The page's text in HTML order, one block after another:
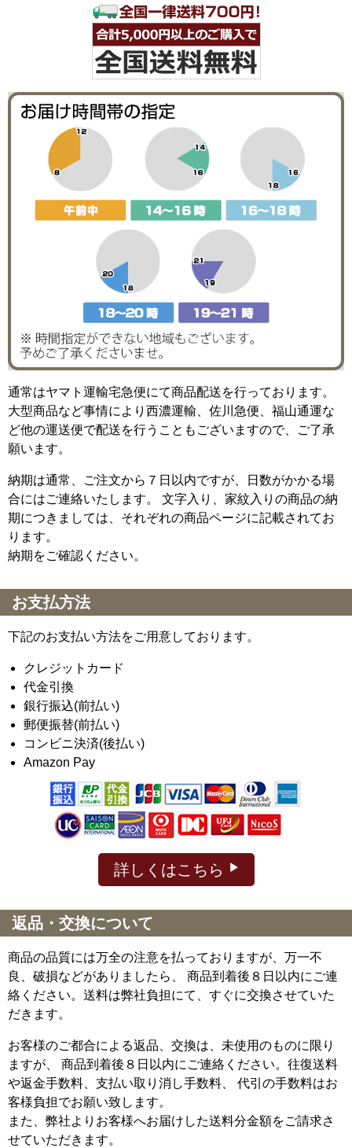
通常はヤマト運輸宅急便にて商品配送を行っております。
大型商品など事情により西濃運輸、佐川急便、福山通運な
ど他の運送便で配送を行うこともございますので、ご了承
願います。
納期は通常、ご注文から７日以内ですが、日数がかかる場
合にはご連絡いたします。 文字入り、家紋入りの商品の納
期につきましては、それぞれの商品ページに記載されてお
ります。
納期をご確認ください。
お支払方法
下記のお支払い方法をご用意しております。
クレジットカード
代金引換
銀行振込(前払い)
郵便振替(前払い)
コンビニ決済(後払い)
Amazon Pay
詳しくはこちら
返品・交換について
商品の品質には万全の注意を払っておりますが、万一不
良、破損などがありましたら、 商品到着後８日以内にご連
絡ください。送料は弊社負担にて、すぐに交換させていた
だきます。
お客様のご都合による返品、交換は、未使用のものに限り
ますが、
商品到着後８日以内にご連絡ください。往復送料
や返金手数料、支払い取り消し手数料、 代引の手数料はお
客様負担でお願い致します。
また、弊社よりお客様へお届けした送料分金額をご請求さ
せていただきます。